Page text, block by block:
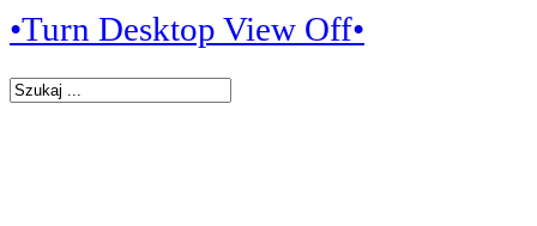
•Turn Desktop View Off•